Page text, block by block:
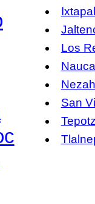
Los
San